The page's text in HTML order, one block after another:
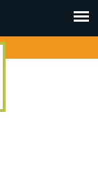
Toggle